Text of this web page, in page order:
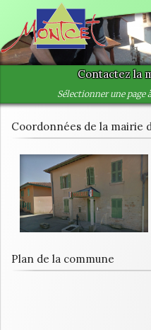
Contactez la
Coordonnées de la mairie
Plan de la commune